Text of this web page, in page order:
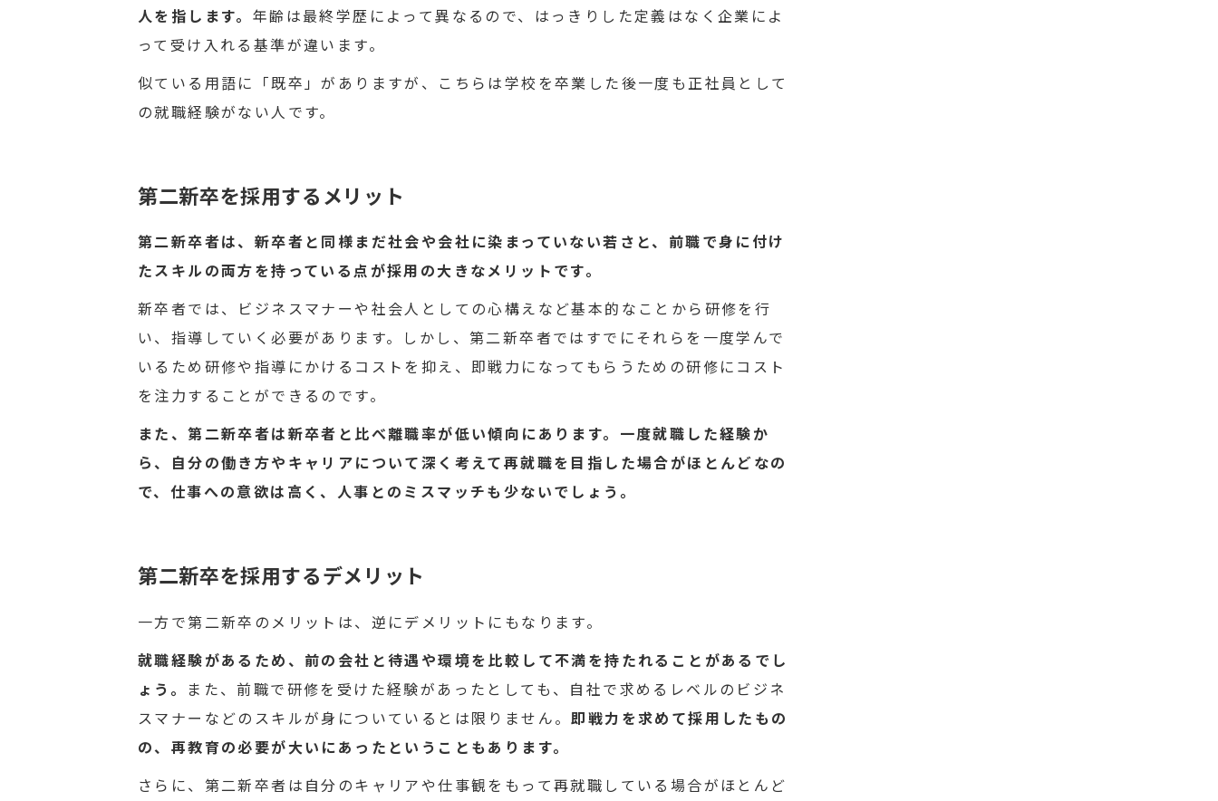
人を指します。 年齢は最終学歴によって異なるので、はっきりした定義はなく企業によ
って受け入れる基準が違います。
似ている用語に「既卒」がありますが、こちらは学校を卒業した後一度も正社員として
の就職経験がない人です。
第二新卒を採用するメリット
第二新卒者は、新卒者と同様まだ社会や会社に染まっていない若さと、前職で身に付け
たスキルの両方を持っている点が採用の大きなメリットです。
新卒者では、ビジネスマナーや社会人としての心構えなど基本的なことから研修を行
い、指導していく必要があります。しかし、第二新卒者ではすでにそれらを一度学んで
いるため研修や指導にかけるコストを抑え、即戦力になってもらうための研修にコスト
を注力することができるのです。
また、第二新卒者は新卒者と比べ離職率が低い傾向にあります。一度就職した経験か
ら、自分の働き方やキャリアについて深く考えて再就職を目指した場合がほとんどなの
で、仕事への意欲は高く、人事とのミスマッチも少ないでしょう。
第二新卒を採用するデメリット
一方で第二新卒のメリットは、逆にデメリットにもなります。
就職経験があるため、前の会社と待遇や環境を比較して不満を持たれることがあるでし
ょう。
また、前職で研修を受けた経験があったとしても、自社で求めるレベルのビジネ
スマナーなどのスキルが身についているとは限りません。即戦力を求めて採用したもの
の、再教育の必要が大いにあったということもあります。
さらに、第二新卒者は自分のキャリアや仕事観をもって再就職している場合がほとんど